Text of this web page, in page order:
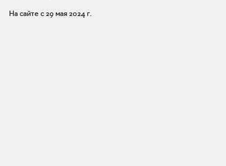
На сайте с 29 мая 2024 г.